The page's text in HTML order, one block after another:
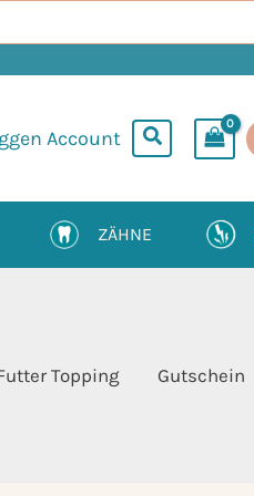
Account
ZÄHNE
Topping Gutschein